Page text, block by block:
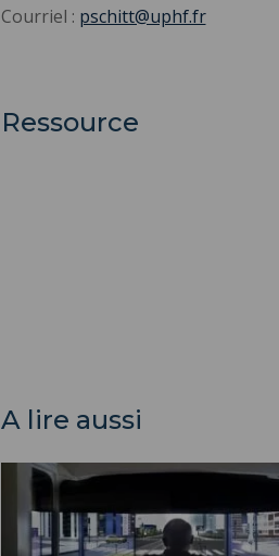
Courriel : pschitt@uphf.fr
Ressource
A lire aussi
PSCHITT ">